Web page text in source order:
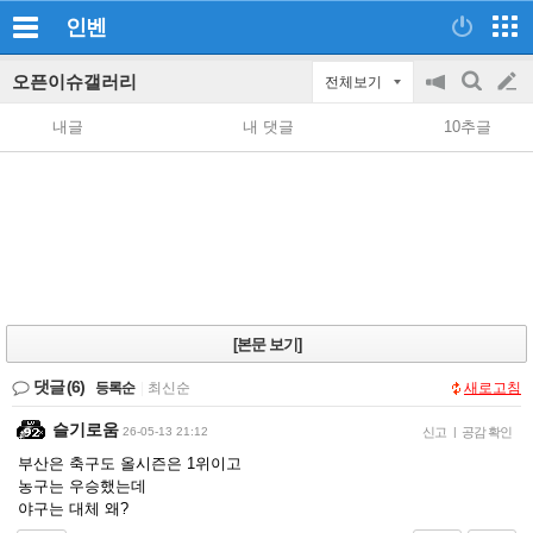
인벤
오픈이슈갤러리 전체보기
공
지
on/off
검
색
글
쓰
내글 내 댓글 10추글
[본문 보기]
댓글(6) 등록순 최신순 새로고침
슬기로움 26-05-13 21:12 신고 | 공감 확인
부산은 축구도 올시즌은 1위이고
농구는 우승했는데
야구는 대체 왜?